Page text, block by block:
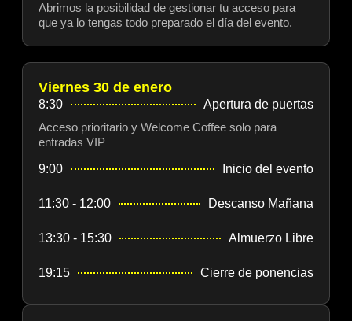
Abrimos la posibilidad de gestionar tu acceso para
que ya lo tengas todo preparado el día del evento.
Viernes 30 de enero
8:30
Apertura de puertas
Acceso prioritario y Welcome Coffee solo para
entradas VIP
9:00
Inicio del evento
11:30 - 12:00 Descanso Mañana
13:30 - 15:30 Almuerzo Libre
19:15 Cierre de ponencias